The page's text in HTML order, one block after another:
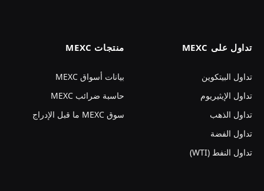
تداول على MEXC
تداول البيتكوين
تداول الإيثيريوم
تداول الذهب
تداول الفضة
تداول النفط (WTI)
منتجات MEXC
بيانات أسواق MEXC
حاسبة ضرائب MEXC
سوق MEXC ما قبل الإدراج